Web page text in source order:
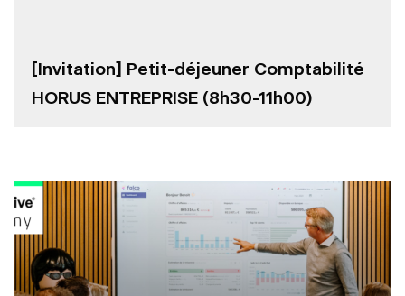
[Invitation] Petit-déjeuner Comptabilité
HORUS ENTREPRISE (8h30-11h00)